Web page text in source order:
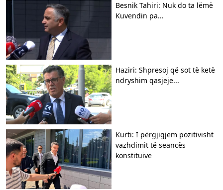
Besnik Tahiri: Nuk do ta lëmë
Kuvendin pa...
Haziri: Shpresoj që sot të ketë
ndryshim qasjeje...
Kurti: I përgjigjem pozitivisht
vazhdimit të seancës
konstituive